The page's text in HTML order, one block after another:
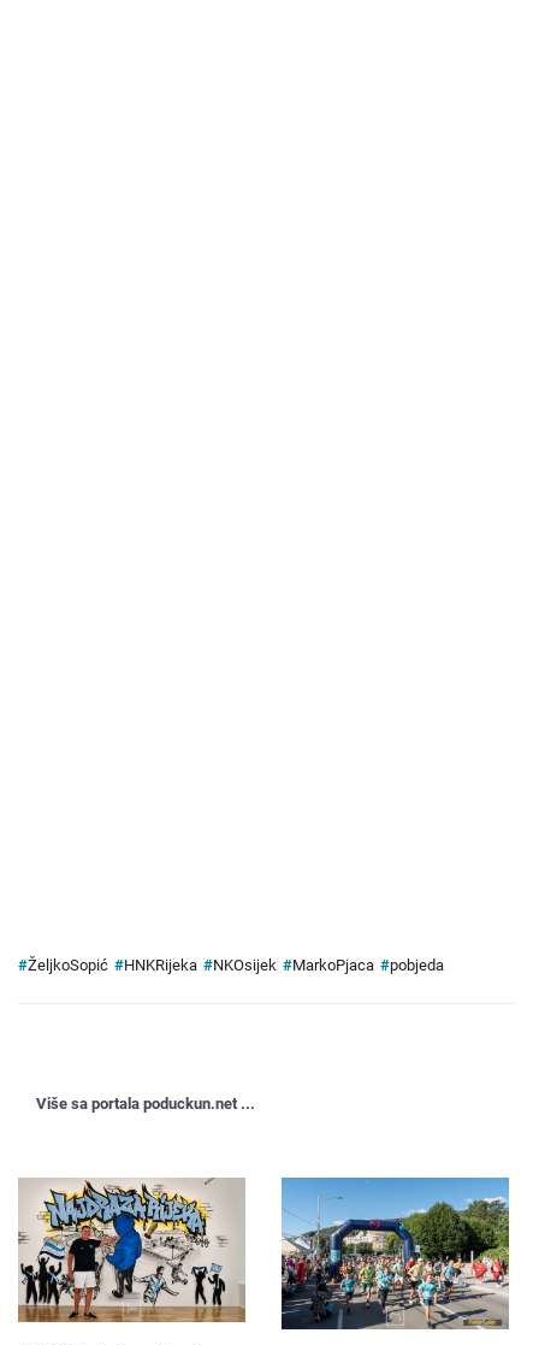
#ŽeljkoSopić #HNKRijeka #NKOsijek #MarkoPjaca #pobjeda
Više sa portala poduckun.net ...